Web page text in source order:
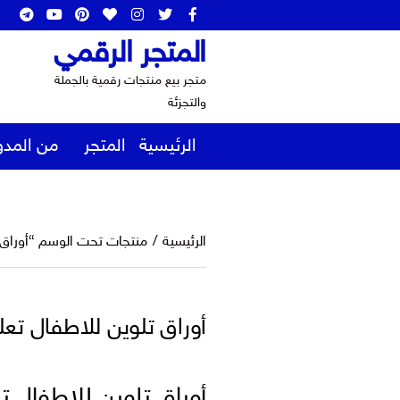
المتجر الرقمي
متجر بيع منتجات رقمية بالجملة
والتجزئة
الرئيسية المتجر من
الرئيسية / منتجات تحت الوسم “أوراق
أوراق تلوين للاطفال